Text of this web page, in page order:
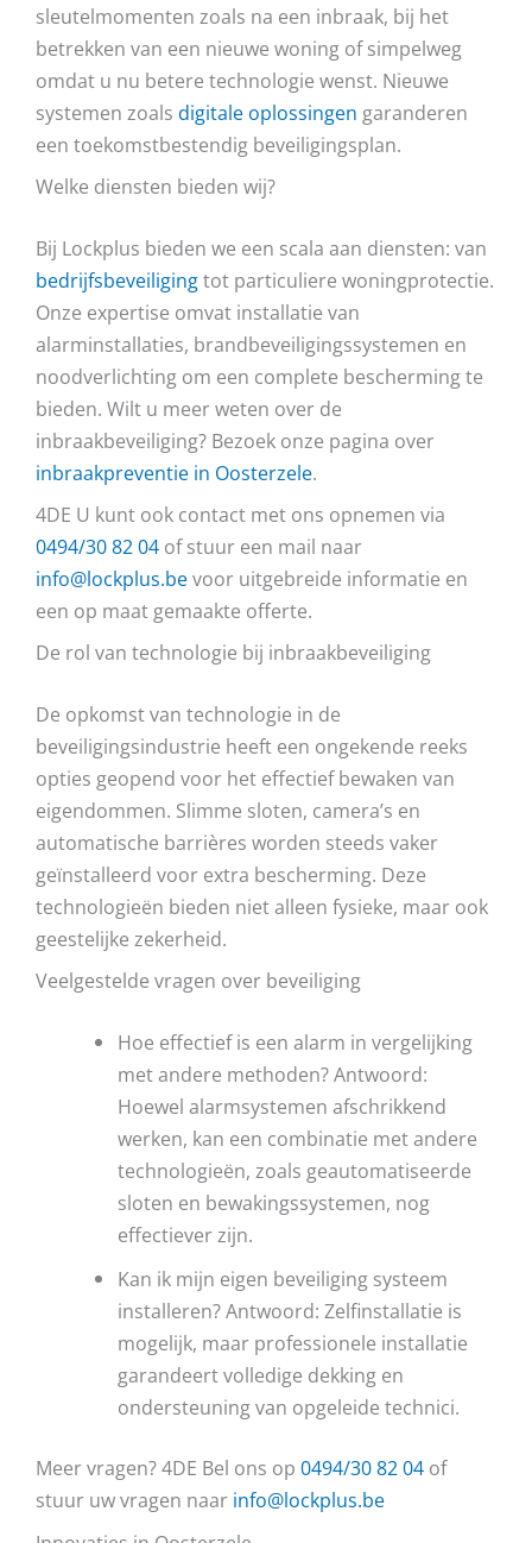
sleutelmomenten zoals na een inbraak, bij het
betrekken van een nieuwe woning of simpelweg
omdat u nu betere technologie wenst. Nieuwe
systemen zoals digitale oplossingen garanderen
een toekomstbestendig beveiligingsplan.
Welke diensten bieden wij?
Bij Lockplus bieden we een scala aan diensten: van
bedrijfsbeveiligingtot particuliere woningprotectie.
Onze expertise omvat installatie van
alarminstallaties, brandbeveiligingssystemen en
noodverlichting om een complete bescherming te
bieden. Wilt u meer weten over de
inbraakbeveiliging? Bezoek onze pagina over
inbraakpreventie in Oosterzele.
4DE U kunt ook contact met ons opnemen via
0494/30 82 04 of stuur een mail naar
info@lockplus.bevoor uitgebreide informatie en
een op maat gemaakte offerte.
De rol van technologie bij inbraakbeveiliging
De opkomst van technologie in de
beveiligingsindustrie heeft een ongekende reeks
opties geopend voor het effectief bewaken van
eigendommen. Slimme sloten, camera’s en
automatische barrières worden steeds vaker
geïnstalleerd voor extra bescherming. Deze
technologieën bieden niet alleen fysieke, maar ook
geestelijke zekerheid.
Veelgestelde vragen over beveiliging
Hoe effectief is een alarm in vergelijking
met andere methoden? Antwoord:
Hoewel alarmsystemen afschrikkend
werken, kan een combinatie met andere
technologieën, zoals geautomatiseerde
sloten en bewakingssystemen, nog
effectiever zijn.
Kan ik mijn eigen beveiliging systeem
installeren? Antwoord: Zelfinstallatie is
mogelijk, maar professionele installatie
garandeert volledige dekking en
ondersteuning van opgeleide technici.
Meer vragen? 4DE Bel ons op 0494/30 82 04 of
stuur uw vragen naar info@lockplus.be